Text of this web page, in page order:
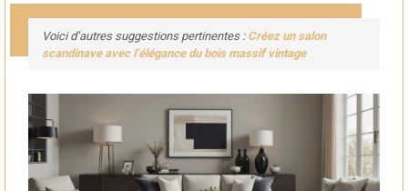
Voici d’autres suggestions pertinentes :Créez un salon
scandinave avec l’élégance du bois massif vintage